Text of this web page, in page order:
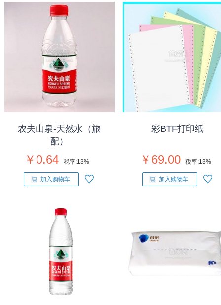
农夫山泉-天然水（旅
配）
￥0.64 税率:13%
加入购物车
彩BTF打印纸
￥69.00 税率:13%
加入购物车